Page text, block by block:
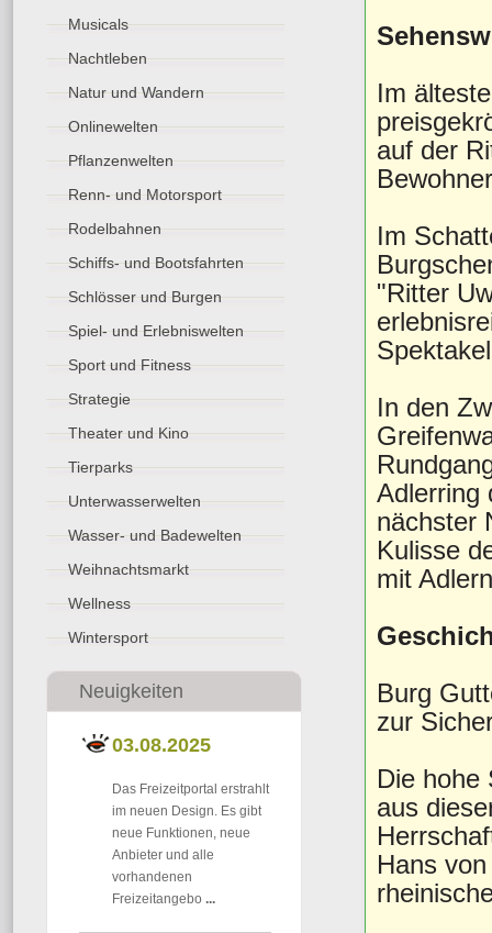
Musicals
Nachtleben
Natur und Wandern
Onlinewelten
Pflanzenwelten
Renn- und Motorsport
Rodelbahnen
Schiffs- und Bootsfahrten
Schlösser und Burgen
Spiel- und Erlebniswelten
Sport und Fitness
Strategie
Theater und Kino
Tierparks
Unterwasserwelten
Wasser- und Badewelten
Weihnachtsmarkt
Wellness
Wintersport
Neuigkeiten
03.08.2025
Das Freizeitportal erstrahlt
im neuen Design. Es gibt
neue Funktionen, neue
Anbieter und alle
vorhandenen
Freizeitangebo ...
Im
auf der
Im
"Ritter
In den
Adlerring
nächster
Kulisse
mit
Burg
zur
Die hohe
aus
Hans